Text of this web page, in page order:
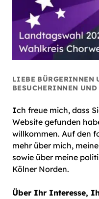
LIEBE BÜRGERINNEN
BESUCHERINNEN UND
Ich freue mich, dass
Website gefunden
willkommen. Auf den
mehr über mich,
sowie über meine
Kölner Norden.
Über Ihr Interesse,